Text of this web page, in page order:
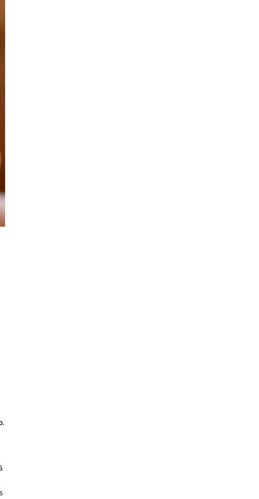
.